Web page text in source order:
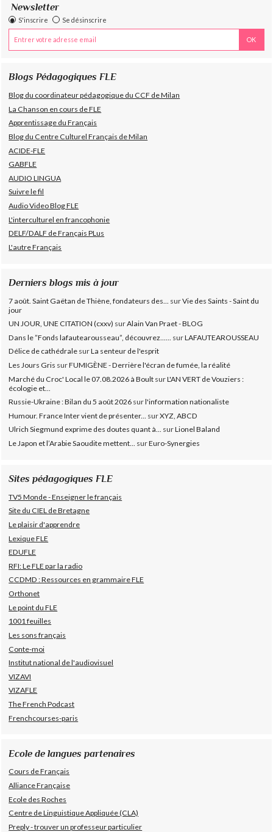
Newsletter
S'inscrire Se désinscrire
Blogs Pédagogiques FLE
Blog du coordinateur pédagogique du CCF de Milan
La Chanson en cours de FLE
Apprentissage du Français
Blog du Centre Culturel Français de Milan
ACIDE-FLE
GABFLE
AUDIO LINGUA
Suivre le fil
Audio Video Blog FLE
L'interculturel en francophonie
DELF/DALF de Français PLus
L'autre Français
Derniers blogs mis à jour
7 août. Saint Gaëtan de Thiène, fondateurs des... surVie des Saints - Saint du
jour
UN JOUR, UNE CITATION (cxxv) surAlain Van Praet - BLOG
Dans le ”Fonds lafautearousseau”, découvrez......
surLAFAUTEAROUSSEAU
Délice de cathédrale surLa senteur de l'esprit
Les Jours Gris surFUMIGÈNE - Derrière l'écran de fumée, la réalité
Marché du Croc' Local le 07.08.2026 à Boult surL'AN VERT de Vouziers :
écologie et...
Russie-Ukraine : Bilan du 5 août 2026 surl'information nationaliste
Humour. France Inter vient de présenter...
surXYZ, ABCD
Ulrich Siegmund exprime des doutes quant à... surLionel Baland
Le Japon et l’Arabie Saoudite mettent... surEuro-Synergies
Sites pédagogiques FLE
TV5 Monde - Enseigner le français
Site du CIEL de Bretagne
Le plaisir d'apprendre
Lexique FLE
EDUFLE
RFI: Le FLE par la radio
CCDMD : Ressources en grammaire FLE
Orthonet
Le point du FLE
1001 feuilles
Les sons français
Conte-moi
Institut national de l'audiovisuel
VIZAVI
VIZAFLE
The French Podcast
Frenchcourses-paris
Ecole de langues partenaires
Cours de Français
Alliance Française
Ecole des Roches
Centre de Linguistique Appliquée (CLA)
Preply - trouver un professeur particulier